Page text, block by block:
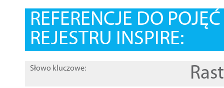
REFERENCJE DO
REJESTRU INSPIRE:
Słowo kluczowe: